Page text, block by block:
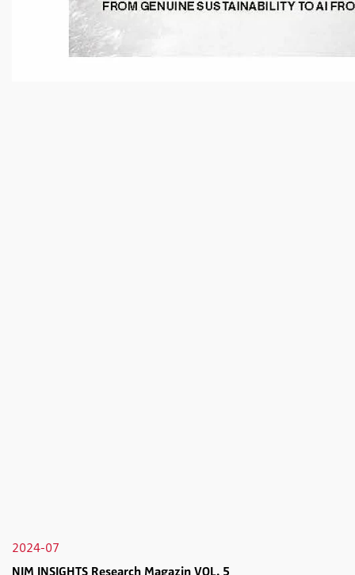
2024-07
NIM INSIGHTS Research Magazin VOL. 5